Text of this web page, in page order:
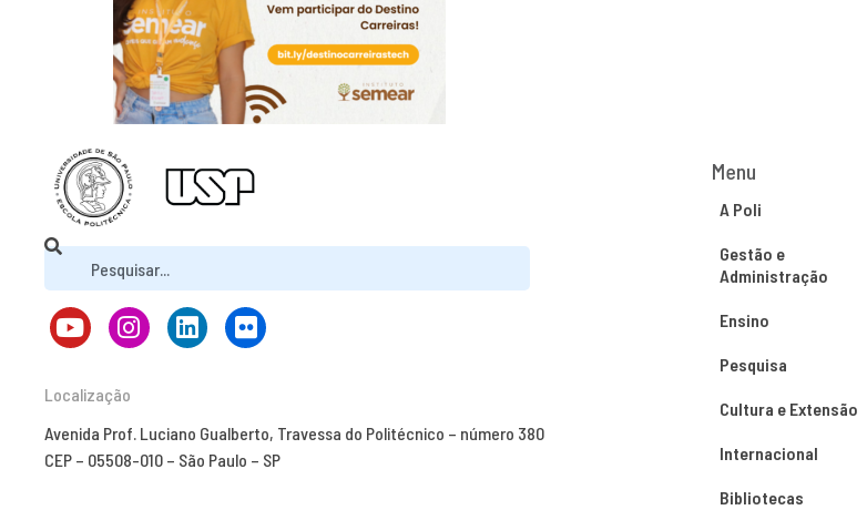
Localização
Avenida Prof. Luciano Gualberto, Travessa do Politécnico – número 380
CEP – 05508-010 – São Paulo – SP
Menu
A Poli
Gestão e
Administração
Ensino
Pesquisa
Cultura e Extensão
Internacional
Bibliotecas